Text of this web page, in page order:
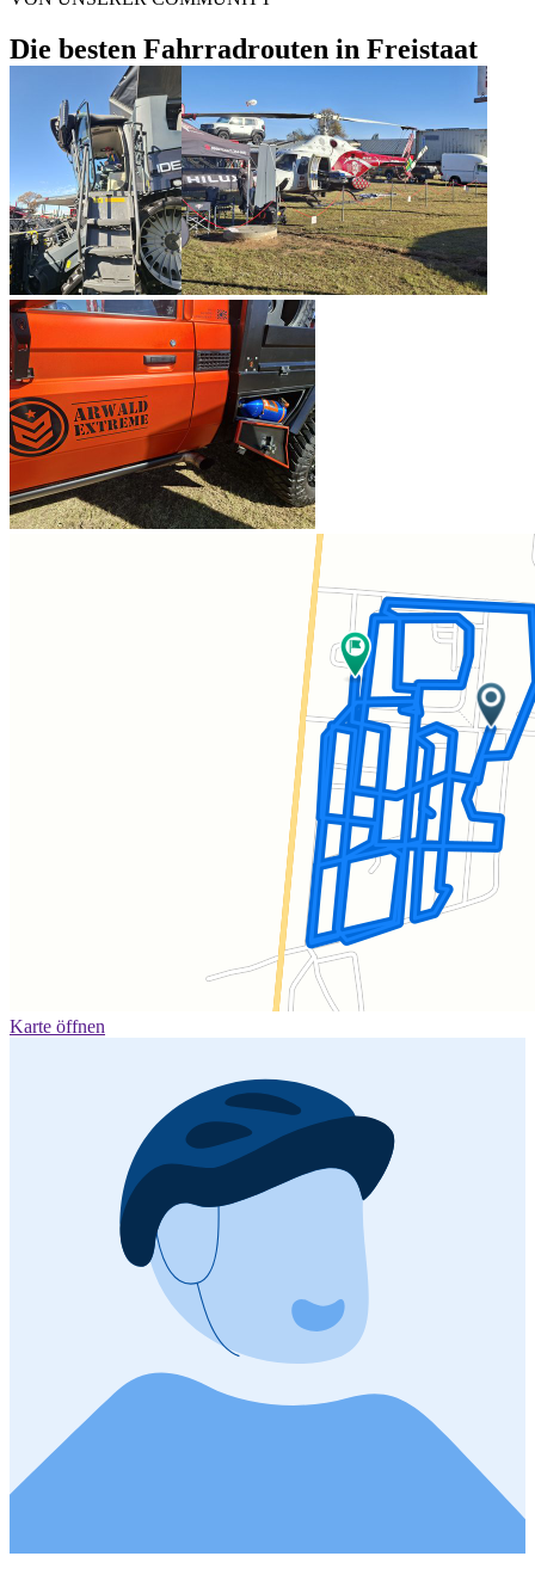
Die besten Fahrradrouten in Freistaat
Karte öffnen